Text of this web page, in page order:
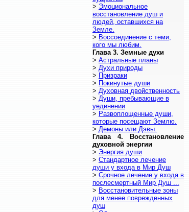
> Эмоциональное
восстановление душ и
людей, оставшихся на
Земле.
> Воссоединение с теми,
кого мы любим.
Глава 3. Земные духи
> Астральные планы
> Духи природы
> Призраки
> Покинутые души
> Духовная двойственность
> Души, пребывающие в
уединении
> Развоплощенные души,
которые посещают Землю.
> Демоны или Дэвы.
Глава 4. Восстановление
духовной энергии
> Энергия души
> Стандартное лечение
души у входа в Мир Душ
> Срочное лечение у входа в
послесмертный Мир Душ ...
> Восстановительные зоны
для менее поврежденных
душ